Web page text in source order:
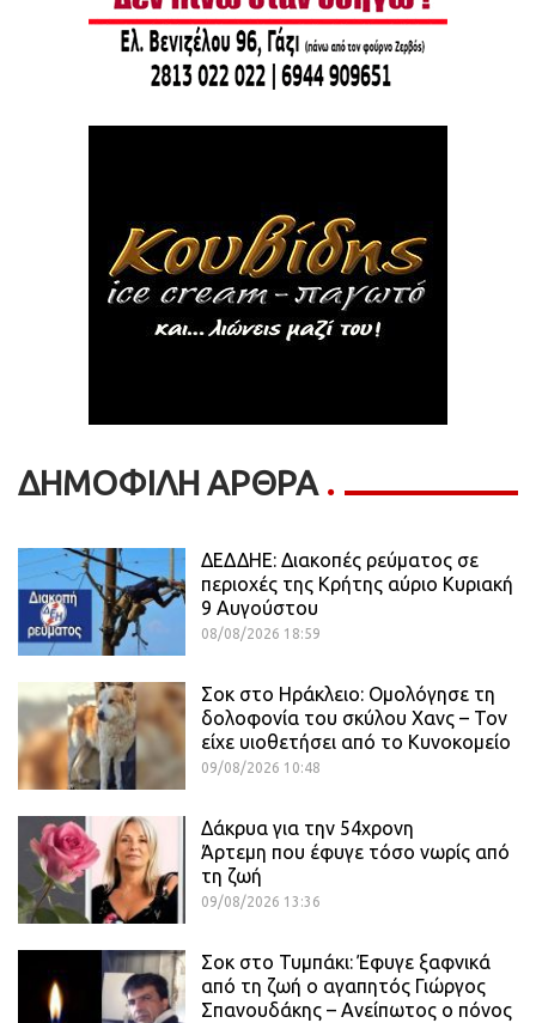
ΔΗΜΟΦΙΛΗ ΑΡΘΡΑ
ΔΕΔΔΗΕ: Διακοπές ρεύματος σε
περιοχές της Κρήτης αύριο Κυριακή
9 Αυγούστου
08/08/2026 18:59
Σοκ στο Ηράκλειο: Ομολόγησε τη
δολοφονία του σκύλου Χανς – Τον
είχε υιοθετήσει από το Κυνοκομείο
09/08/2026 10:48
Δάκρυα για την 54χρονη
Άρτεμη που έφυγε τόσο νωρίς από
τη ζωή
09/08/2026 13:36
Σοκ στο Τυμπάκι: Έφυγε ξαφνικά
από τη ζωή ο αγαπητός Γιώργος
Σπανουδάκης – Ανείπωτος ο πόνος